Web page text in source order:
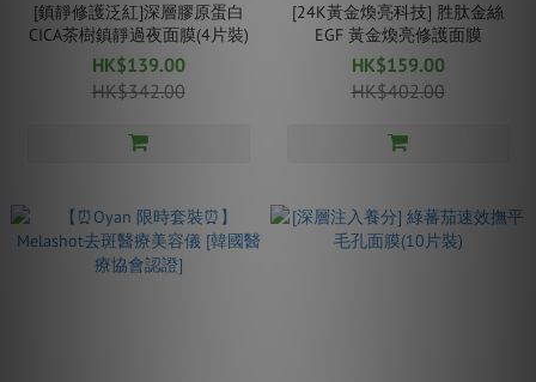
[鎮靜修護泛紅]深層膠原蛋白
CICA茶樹鎮靜過夜面膜(4片裝)
HK$139.00
HK$342.00
[24K黃金煥亮科技] 胜肽金絲
EGF 黃金煥亮修護面膜
HK$159.00
HK$402.00